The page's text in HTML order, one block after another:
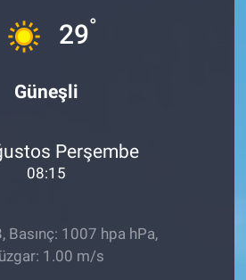
29°
Güneşli
Perşembe
08:15
Basınç: 1007 hpa hPa,
1.00 m/s